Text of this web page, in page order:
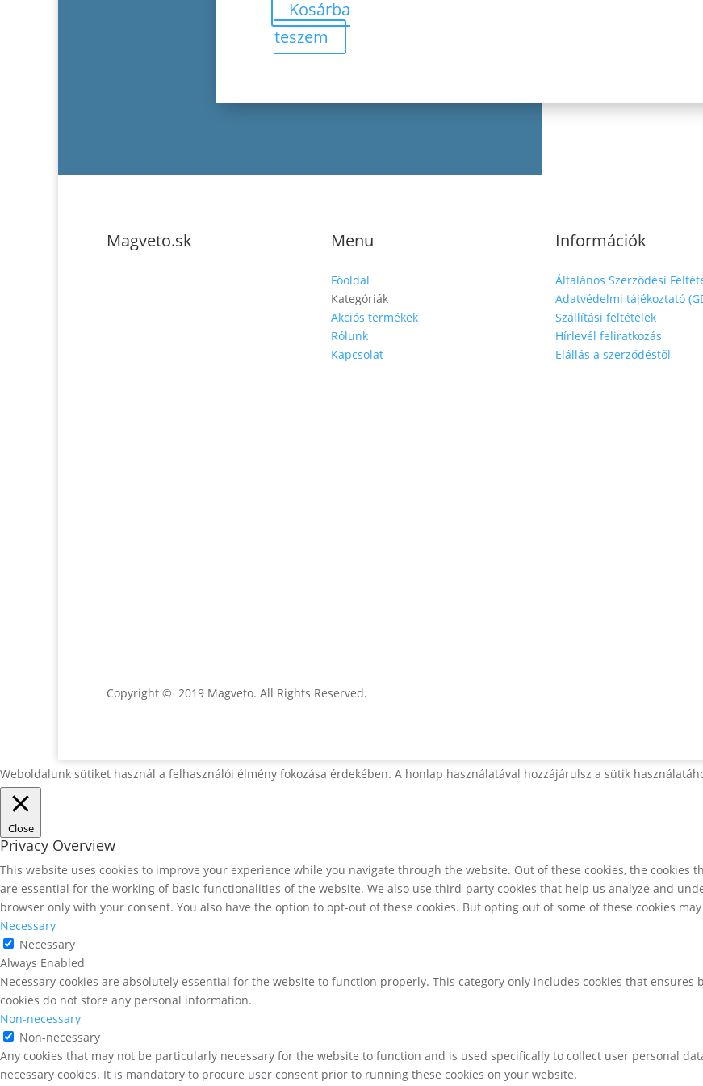
Kosárba
teszem
Magveto.sk Menu
Főoldal
Kategóriák
Akciós termékek
Rólunk
Kapcsolat
Információk
Általános Szerződési
Adatvédelmi tájékoztató
Szállítási feltételek
Hírlevél feliratkozás
Elállás a szerződéstől
Copyright © 2019 Magveto. All Rights Reserved.
Weboldalunk sütiket használ a felhasználói élmény fokozása érdekében. A honlap használatával hozzájárulsz a sütik
Close
Privacy Overview
This website uses cookies to improve your experience while you navigate through the website. Out of these cookies, the cookies
are essential for the working of basic functionalities of the website. We also use third-party cookies that help us analyze and
browser only with your consent. You also have the option to opt-out of these cookies. But opting out of some of these cookies
Necessary
Necessary
Always Enabled
Necessary cookies are absolutely essential for the website to function properly. This category only includes cookies that
cookies do not store any personal information.
Non-necessary
Non-necessary
Any cookies that may not be particularly necessary for the website to function and is used specifically to collect user personal
necessary cookies. It is mandatory to procure user consent prior to running these cookies on your website.